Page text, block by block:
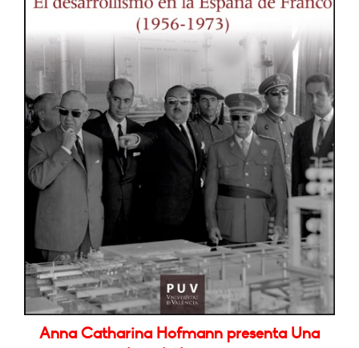
Anna Catharina Hofmann presenta Una